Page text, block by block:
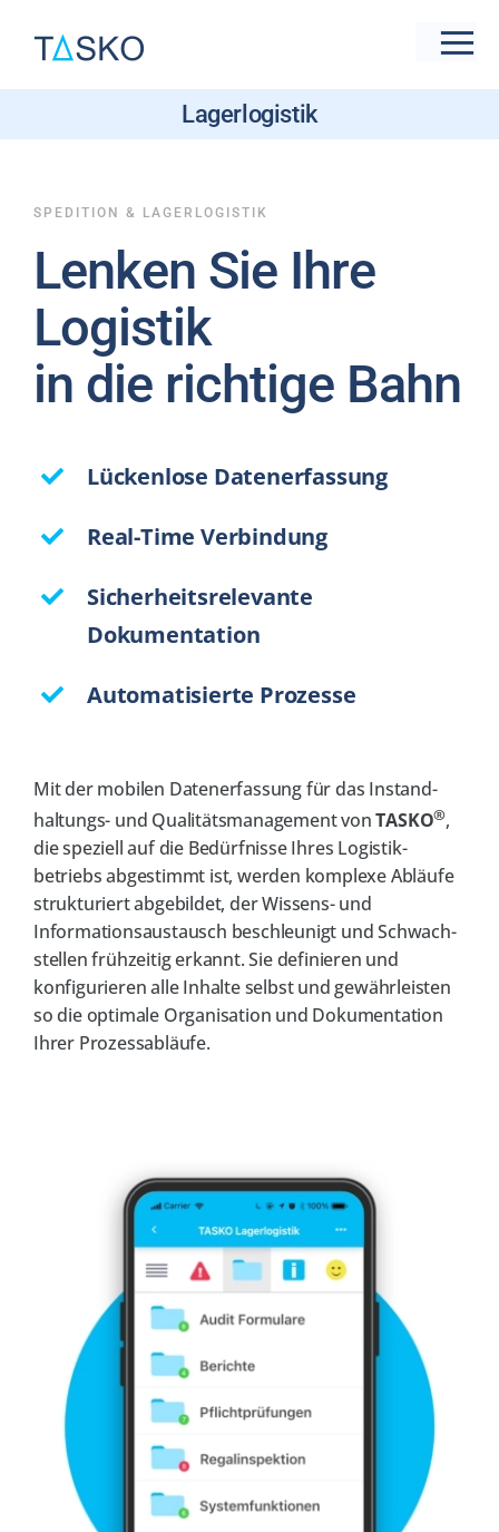
Inhalt
springen
Live-Präsentation new
Funktionen & Features
Preise
Referenzen
Lagerlogistik
SPEDITION & LAGERLOGISTIK
Lenken Sie Ihre
Logistik
in die richtige Bahn
Lückenlose Datenerfassung
Real-Time Verbindung
Sicherheitsrelevante
Dokumentation
Automatisierte Prozesse
Mit der mobilen Daten­erfassung für das Instand­
haltungs- und Qualitäts­management vonTASKO®,
die speziell auf die Be­dürfnisse Ihres Logistik­
betriebs abgestimmt ist, werden komplexe Abläufe
strukturiert abgebildet, der Wissens- und
Informations­austausch beschleunigt und Schwach­
stellen früh­zeitig erkannt. Sie definieren und
konfigurieren alle Inhalte selbst und gewähr­leisten
so die optimale Organisation und Dokumentation
Ihrer Prozess­abläufe.